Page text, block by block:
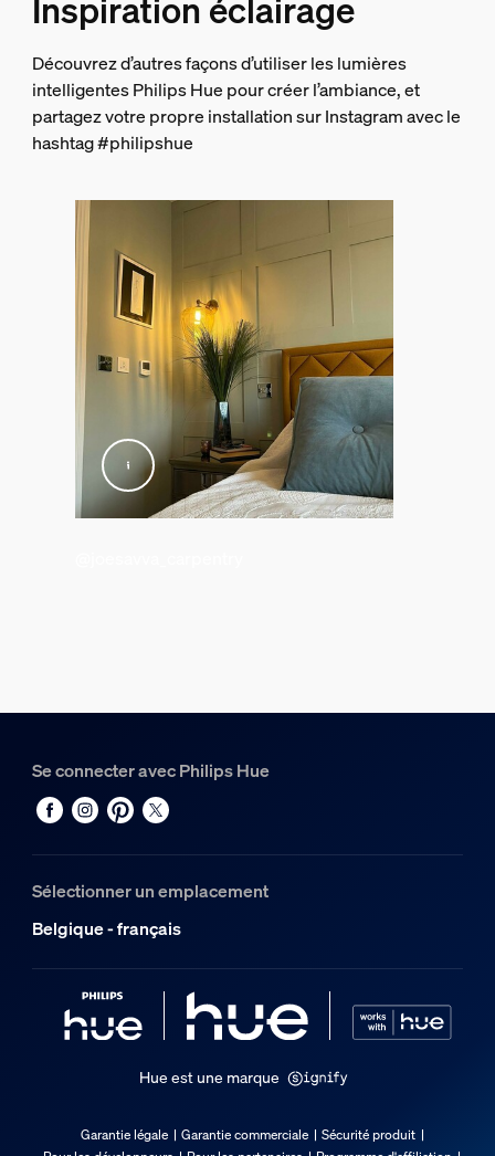
15.000
Environnement
Humidité fonctionnement
5 %<H<95 % (sans condensation)
-20 °C à 45 °C
Options/accessoires inclus
Gradable avec l'application et la télécommande Hue
Garantie
Caractéristiques lumineuses
Dimensions et poids de l’emballage
Code barre produit
8719514301481
Poids net
0,06 kg
Poids brut
0,18 kg
Longueur
10 cm
Code 12NC
Inspiration éclairage
Découvrez d’autres façons d’utiliser les lumières
intelligentes Philips Hue pour créer l’ambiance, et
partagez votre propre installation sur Instagram avec le
hashtag #philipshue
Se connecter avec Philips Hue
Sélectionner un emplacement
Belgique - français
Hue est une marque
Garantie légale Garantie commerciale
Sécurité produit